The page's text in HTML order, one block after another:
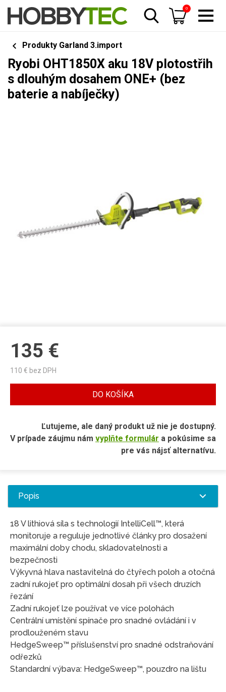
0
Produkty Garland 3.import
Ryobi OHT1850X aku 18V plotostřih
s dlouhým dosahem ONE+ (bez
baterie a nabíječky)
135 €
110 € bez DPH
DO KOŠÍKA
Ľutujeme, ale daný produkt už nie je dostupný.
V prípade záujmu nám vyplňte formulár a pokúsime sa
pre vás nájsť alternatívu.
Popis
18 V lithiová síla s technologií IntelliCell™, která
monitoruje a reguluje jednotlivé články pro dosažení
maximální doby chodu, skladovatelnosti a
bezpečnosti
Výkyvná hlava nastavitelná do čtyřech poloh a otočná
zadní rukojeť pro optimální dosah při všech druzích
řezání
Zadní rukojeť lze používat ve více polohách
Centrální umístění spínače pro snadné ovládání i v
prodlouženém stavu
HedgeSweep™ příslušenství pro snadné odstraňování
odřezků
Standardní výbava: HedgeSweep™, pouzdro na lištu